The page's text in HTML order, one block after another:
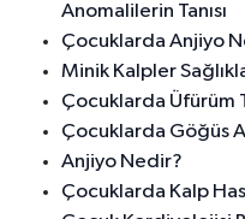
Anomalilerin Tanısı
Çocuklarda Anjiyo
Minik Kalpler
Çocuklarda Üfürüm
Çocuklarda Göğüs
Anjiyo Nedir?
Çocuklarda Kalp